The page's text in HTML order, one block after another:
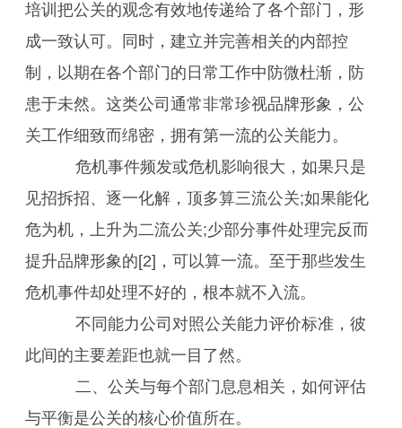
培训把公关的观念有效地传递给了各个部门，形
成一致认可。同时，建立并完善相关的内部控
制，以期在各个部门的日常工作中防微杜渐，防
患于未然。这类公司通常非常珍视品牌形象，公
关工作细致而绵密，拥有第一流的公关能力。
危机事件频发或危机影响很大，如果只是
见招拆招、逐一化解，顶多算三流公关;如果能化
危为机，上升为二流公关;少部分事件处理完反而
提升品牌形象的[2]，可以算一流。至于那些发生
危机事件却处理不好的，根本就不入流。
不同能力公司对照公关能力评价标准，彼
此间的主要差距也就一目了然。
二、公关与每个部门息息相关，如何评估
与平衡是公关的核心价值所在。